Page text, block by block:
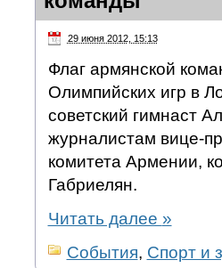
29 июня 2012, 15:13
Флаг армянской
Олимпийских игр в
советский гимнаст
журналистам вице-
комитета Армении,
Габриелян.
Читать далее »
События, Спорт и